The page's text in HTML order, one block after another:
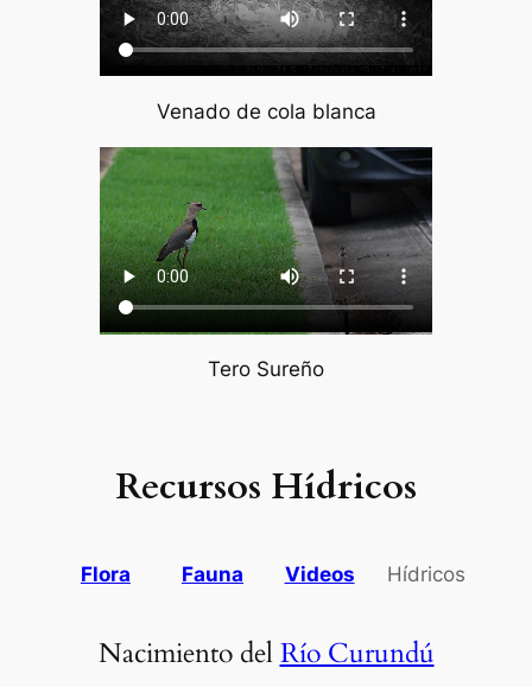
Venado de cola blanca
Tero Sureño
Recursos Hídricos
Flora Fauna Videos Hídricos
Nacimiento delRío Curundú